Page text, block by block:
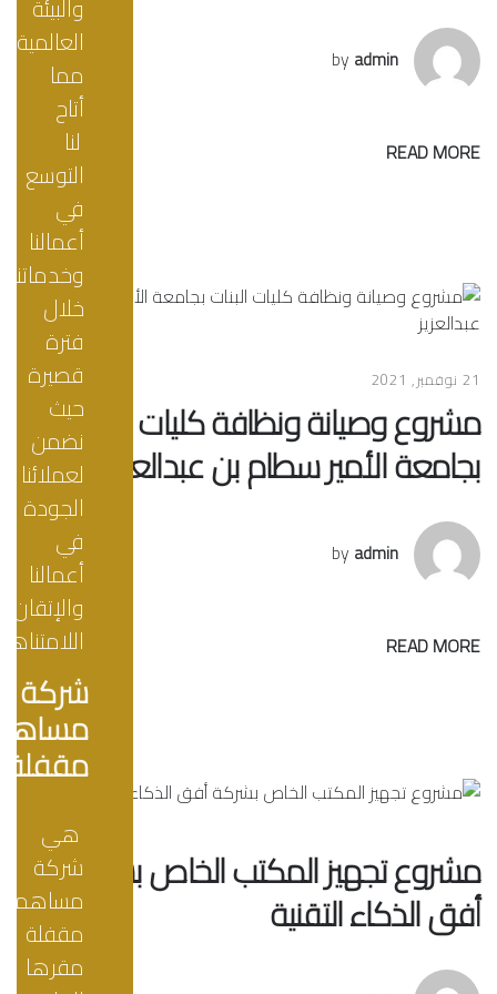
والبيئة
العالمية
مما
أتاح
لنا
التوسع
في
أعمالنا
وخدماتنا
خلال
فترة
قصيرة
حيث
نضمن
لعملائنا
الجودة
في
أعمالنا
والإتقان
شركة
مقفلة
هي
شركة
مساهمة
مقفلة
مقرها
by admin
READ MORE
21 نوفمبر, 2021
مشروع وصيانة ونظافة كليات البنات
بجامعة الأمير سطام بن عبدالعزيز
by admin
READ MORE
مشروع تجهيز المكتب الخاص بشركة
أفق الذكاء التقنية